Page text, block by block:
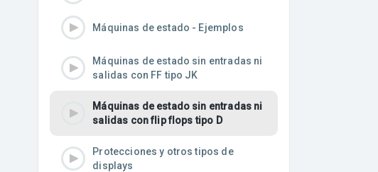
Máquinas de estado - Ejemplos
Máquinas de estado sin entradas ni
salidas con FF tipo JK
Máquinas de estado sin entradas ni
salidas con flip flops tipo D
Protecciones y otros tipos de
displays